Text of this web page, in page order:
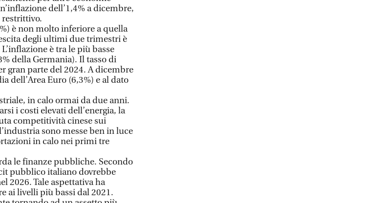
dell’1,4% a dicembre,
restrittivo.
è non molto inferiore a quella
degli ultimi due trimestri è
è tra le più basse
della Germania). Il tasso di
gran parte del 2024. A dicembre
dell’Area Euro (6,3%) e al dato
in calo ormai da due anni.
i costi elevati dell’energia, la
competitività cinese sui
sono messe ben in luce
in calo nei primi tre
le finanze pubbliche. Secondo
pubblico italiano dovrebbe
2026. Tale aspettativa ha
ai livelli più bassi dal 2021.